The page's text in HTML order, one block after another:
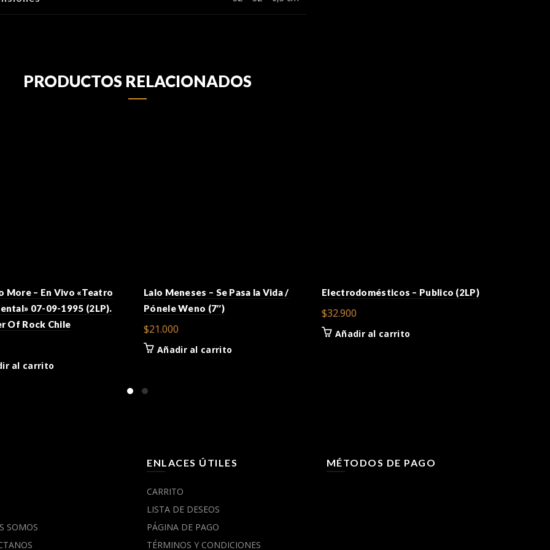
PRODUCTOS RELACIONADOS
More – En Vivo «Teatro
07-09-1995 (2LP).
Of Rock Chile
al carrito
Lalo Meneses – Se Pasa la Vida /
Pónele Weno (7″)
$21.000
Añadir al carrito
Electrodomésticos – Publico (2LP)
$32.900
Añadir al carrito
SOMOS
ENLACES ÚTILES
CARRITO
LISTA DE DESEOS
PÁGINA DE PAGO
TÉRMINOS Y CONDICIONES
MÉTODOS DE PAGO